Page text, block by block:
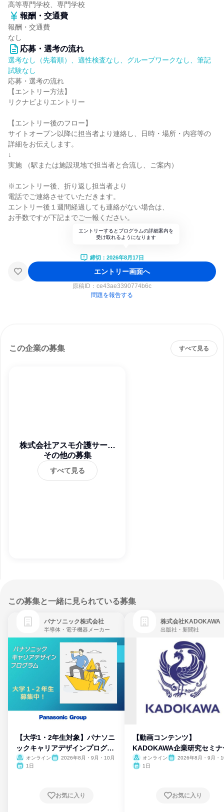
高等専門学校、専門学校
報酬・交通費
報酬・交通費
なし
応募・選考の流れ
選考なし（先着順）、適性検査なし、グループワークなし、筆記
試験なし
応募・選考の流れ
【エントリー方法】
リクナビよりエントリー
【エントリー後のフロー】
サイトオープン以降に担当者より連絡し、日時・場所・内容等の
詳細をお伝えします。
↓
実施 （駅または施設現地で担当者と合流し、ご案内）
※エントリー後、折り返し担当者より
電話でご連絡させていただきます。
エントリー後１週間経過しても連絡がない場合は、
お手数ですが下記までご一報ください。
エントリーするとプログラムの詳細案内を
受け取れるようになります
締切：2026年8月17日
エントリー画面へ
原稿ID： ce43ae3390774b6c
問題を報告する
この企業の募集 すべて見る
株式会社アスモ介護サービ
ス
その他の募集
すべて見る
この募集と一緒に見られている募集
パナソニック株式会社
半導体・電子機器メーカー
【大学1・2年生対象】パナソニ
ックキャリアデザインプログラ
ム
オンライン
2026年8月・9月・10月
1日
お気に入り
株式会社KADOKAWA
出版社・新聞社
【動画コンテンツ】
KADOKAWA企業研究セミナ
オンライン
2026年8月・9月・
1日
お気に入り